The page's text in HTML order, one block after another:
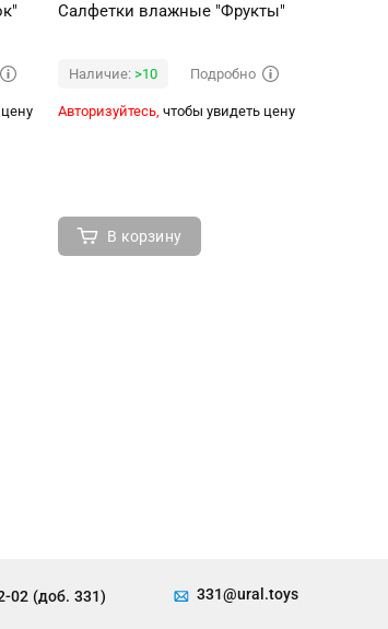
Салфетки влажные "Фрукты"
Наличие: >10 Подробно
Авторизуйтесь, чтобы увидеть цену
В корзину
02 (доб. 331) 331@ural.toys